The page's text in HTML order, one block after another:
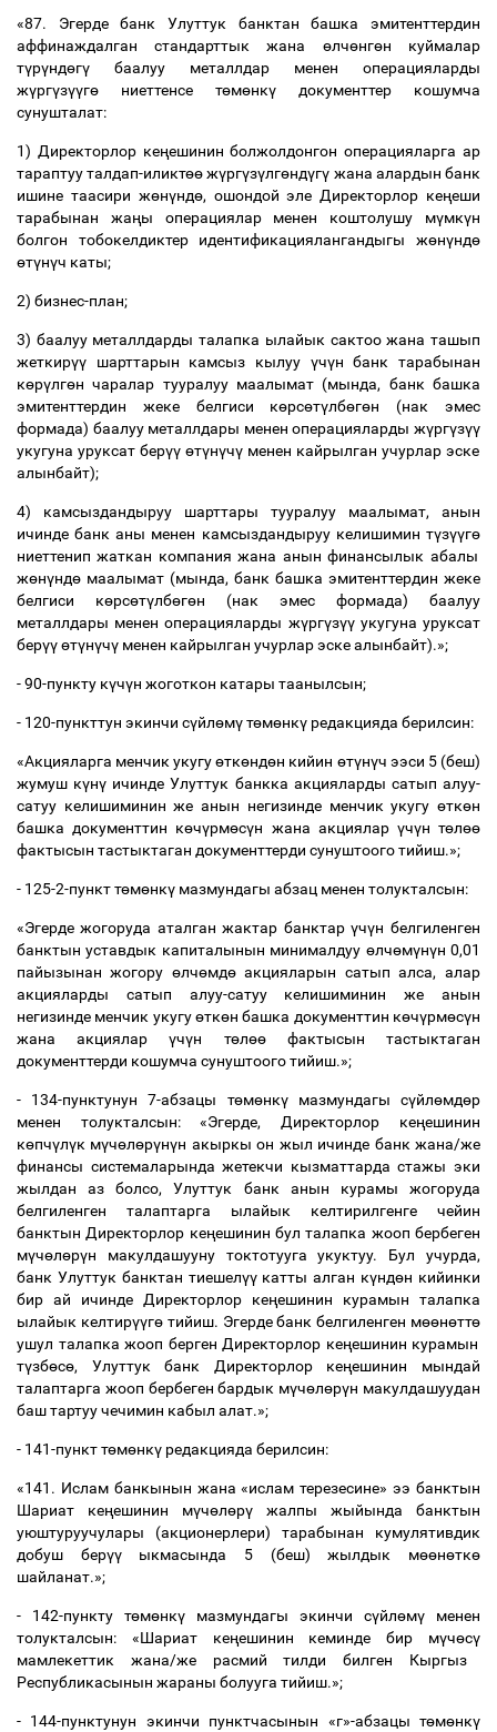
«87. Эгерде банк Улуттук банктан башка эмитенттердин
аффинаждалган стандарттык жана өлчөнгөн куймалар
түрүндөгү баалуу металлдар менен операцияларды
жүргүзүүгө ниеттенсе төмөнкү документтер кошумча
сунушталат:
1) Директорлор кеңешинин болжолдонгон операцияларга ар
тараптуу талдап-иликтөөжүргүзүлгөндүгү жана алардын банк
ишине таасири жөнүндө, ошондой эле Директорлор кеңеши
тарабынан жаңы операциялар менен коштолушу мүмкүн
болгон тобокелдиктер идентификациялангандыгы жөнүндө
өтүнүч каты;
2) бизнес-план;
3) баалуу металлдарды талапка ылайык сактоо жана ташып
жеткирүү шарттарын камсыз кылуу үчүн банк тарабынан
көрүлгөн чаралар тууралуу маалымат (мында, банк башка
эмитенттердин жеке белгиси көрсөтүлбөгөн (нак эмес
формада) баалуу металлдары менен операцияларды жүргүзүү
укугуна уруксат берүү өтүнүчү менен кайрылган учурлар эске
алынбайт);
4) камсыздандыруу шарттары тууралуу маалымат, анын
ичинде банк аны менен камсыздандыруу келишимин түзүүгө
ниеттенип жаткан компания жана анын финансылык абалы
жөнүндө маалымат (мында, банк башка эмитенттердин жеке
белгиси көрсөтүлбөгөн (нак эмес формада) баалуу
металлдары менен операцияларды жүргүзүүукугуна уруксат
берүүөтүнүчү менен кайрылган учурлар эске алынбайт).»;
-90-пункту күчүн жоготкон катары таанылсын;
- 120-пункттун экинчи сүйлөмүтөмөнкү редакцияда берилсин:
«Акцияларга менчик укугуөткөндөн кийин өтүнүч ээси 5 (беш)
жумуш күнү ичинде Улуттук банкка акцияларды сатып алуу-
сатуу келишиминин же анын негизинде менчик укугу өткөн
башка документтин көчүрмөсүн жана акциялар үчүн төлөө
фактысын тастыктаган документтерди сунуштоого тийиш.»;
- 125-2-пункт төмөнкү мазмундагы абзац менен толукталсын:
«Эгерде жогоруда аталган жактар банктарүчүн белгиленген
банктын уставдык капиталынын минималдуу өлчөмүнүн 0,01
пайызынан жогору өлчөмдө акцияларын сатып алса, алар
акцияларды сатып алуу-сатуу келишиминин же анын
негизинде менчик укугуөткөн башка документтин көчүрмөсүн
жана акцияларүчүн төлөөфактысын тастыктаган
документтерди кошумча сунуштоого тийиш.»;
- 134-пунктунун 7-абзацы төмөнкүмазмундагы сүйлөмдөр
менен толукталсын: «Эгерде, Директорлор кеңешинин
көпчүлүк мүчөлөрүнүн акыркы он жыл ичинде банк жана/же
финансы системаларында жетекчи кызматтарда стажы эки
жылдан аз болсо, Улуттук банк анын курамы жогоруда
белгиленген талаптарга ылайык келтирилгенге чейин
банктын Директорлор кеңешинин бул талапка жооп бербеген
мүчөлөрүн макулдашууну токтотууга укуктуу. Бул учурда,
банк Улуттук банктан тиешелүүкатты алган күндөн кийинки
бир ай ичинде Директорлор кеңешинин курамын талапка
ылайык келтирүүгөтийиш. Эгерде банк белгиленген мөөнөттө
ушул талапка жооп берген Директорлор кеңешинин курамын
түзбөсө, Улуттук банк Директорлор кеңешинин мындай
талаптарга жооп бербеген бардык мүчөлөрүн макулдашуудан
баш тартуу чечимин кабыл алат.»;
- 141-пункт төмөнкү редакцияда берилсин:
«141. Ислам банкынын жана «ислам терезесине» ээ банктын
Шариат кеңешинин мүчөлөрү жалпы жыйында банктын
уюштуруучулары (акционерлери) тарабынан кумулятивдик
добуш берүүыкмасында 5 (беш) жылдык мөөнөткө
шайланат.»;
- 142-пункту төмөнкү мазмундагы экинчи сүйлөмү менен
толукталсын: «Шариат кеңешинин кеминде бир мүчөсү
мамлекеттик жана/же расмий тилди билген Кыргыз
Республикасынын жараны болууга тийиш.»;
- 144-пунктунун экинчи пунктчасынын «г»-абзацы төмөнкү